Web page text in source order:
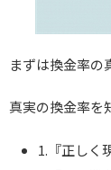
まずは換金率の
真実の換金率を
1.『正しく